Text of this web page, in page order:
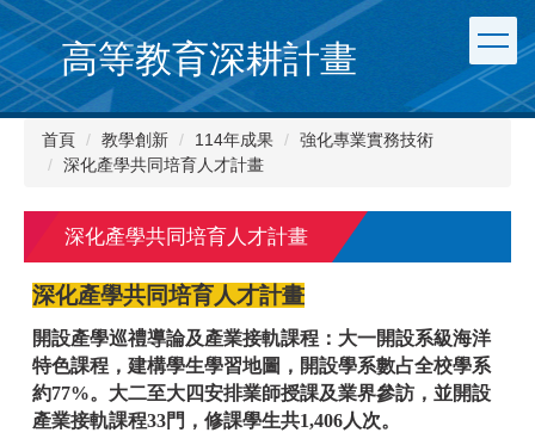
跳
到
主
要
內
高等教育深耕計畫
首頁 教學創新 114年成果
強化專業實務技術
深化產學共同培育人才計畫
深化產學共同培育人才計畫
深化產學共同培育人才計畫
開設產學巡禮導論及產業接軌課程：大一開設系級海洋
特色課程，建構學生學習地圖，開設學系數占全校學系
約77%。大二至大四安排業師授課及業界參訪，並開設
產業接軌課程33門，修課學生共1,406人次。